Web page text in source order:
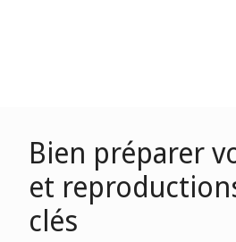
Bien préparer
et
clés